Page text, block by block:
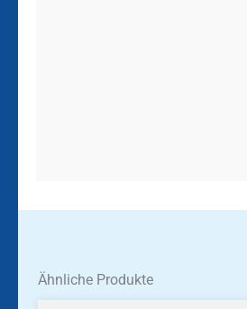
Ähnliche Produkte